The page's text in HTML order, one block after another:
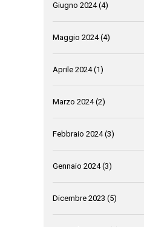
Giugno 2024(4)
Maggio 2024(4)
Aprile 2024(1)
Marzo 2024(2)
Febbraio 2024(3)
Gennaio 2024(3)
Dicembre 2023 (5)